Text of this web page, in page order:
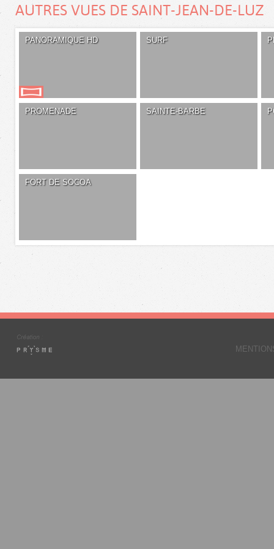
AUTRES VUES DE SAINT-JEAN-DE-LUZ
PANORAMIQUE HD SURF
PROMENADE SAINTE-BARBE
FORT DE SOCOA